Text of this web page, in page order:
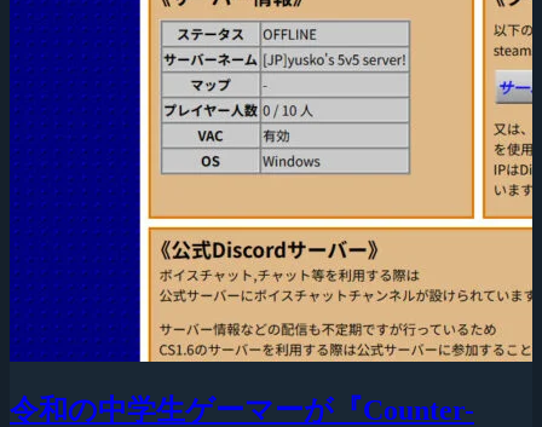
令和の中学生ゲーマーが『Counter-